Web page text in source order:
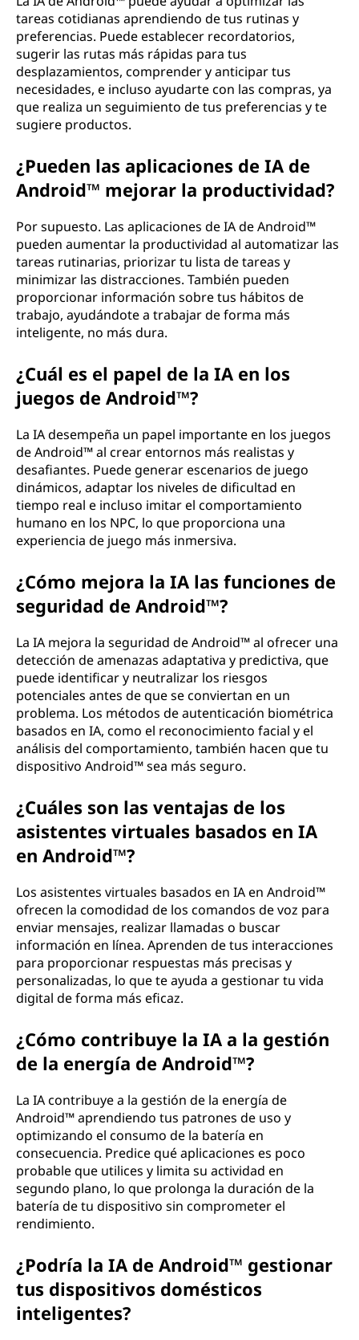
tareas cotidianas aprendiendo de tus rutinas y
preferencias. Puede establecer recordatorios,
sugerir las rutas más rápidas para tus
desplazamientos, comprender y anticipar tus
necesidades, e incluso ayudarte con las compras, ya
que realiza un seguimiento de tus preferencias y te
sugiere productos.
¿Pueden las aplicaciones de IA de
Android™ mejorar la productividad?
Por supuesto. Las aplicaciones de IA de Android™
pueden aumentar la productividad al automatizar las
tareas rutinarias, priorizar tu lista de tareas y
minimizar las distracciones. También pueden
proporcionar información sobre tus hábitos de
trabajo, ayudándote a trabajar de forma más
inteligente, no más dura.
¿Cuál es el papel de la IA en los
juegos de Android™?
La IA desempeña un papel importante en los juegos
de Android™ al crear entornos más realistas y
desafiantes. Puede generar escenarios de juego
dinámicos, adaptar los niveles de dificultad en
tiempo real e incluso imitar el comportamiento
humano en los NPC, lo que proporciona una
experiencia de juego más inmersiva.
¿Cómo mejora la IA las funciones de
seguridad de Android™?
La IA mejora la seguridad de Android™ al ofrecer una
detección de amenazas adaptativa y predictiva, que
puede identificar y neutralizar los riesgos
potenciales antes de que se conviertan en un
problema. Los métodos de autenticación biométrica
basados en IA, como el reconocimiento facial y el
análisis del comportamiento, también hacen que tu
dispositivo Android™ sea más seguro.
¿Cuáles son las ventajas de los
asistentes virtuales basados en IA
en Android™?
Los asistentes virtuales basados en IA en Android™
ofrecen la comodidad de los comandos de voz para
enviar mensajes, realizar llamadas o buscar
información en línea. Aprenden de tus interacciones
para proporcionar respuestas más precisas y
personalizadas, lo que te ayuda a gestionar tu vida
digital de forma más eficaz.
¿Cómo contribuye la IA a la gestión
de la energía de Android™?
La IA contribuye a la gestión de la energía de
Android™ aprendiendo tus patrones de uso y
optimizando el consumo de la batería en
consecuencia. Predice qué aplicaciones es poco
probable que utilices y limita su actividad en
segundo plano, lo que prolonga la duración de la
batería de tu dispositivo sin comprometer el
rendimiento.
¿Podría la IA de Android™ gestionar
tus dispositivos domésticos
inteligentes?